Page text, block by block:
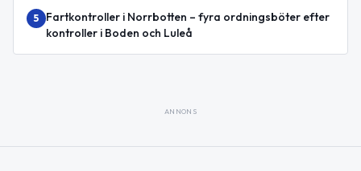
5
Fartkontroller i Norrbotten – fyra ordningsböter efter
kontroller i Boden och Luleå
ANNONS